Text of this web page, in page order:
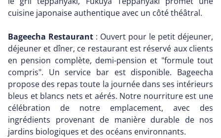
cuisine japonaise authentique avec un côté théâtral.
Bageecha Restaurant : Ouvert pour le petit déjeuner,
déjeuner et dîner, ce restaurant est réservé aux clients
en pension complète, demi-pension et "formule tout
compris". Un service bar est disponible. Bageecha
propose des repas toute la journée dans ses intérieurs
bleus et blancs nets et aérés. Notre nourriture est une
célébration de notre emplacement, avec des
ingrédients provenant de manière durable de nos
jardins biologiques et des océans environnants.